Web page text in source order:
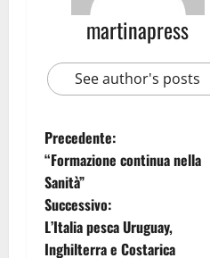
martinapress
See author's posts
Precedente:
“Formazione continua nella
Sanità”
Successivo:
L’Italia pesca Uruguay,
Inghilterra e Costarica